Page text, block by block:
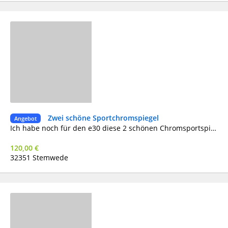
Angebot
Zwei schöne Sportchromspiegel
Ich habe noch für den e30 diese 2 schönen Chromsportspiegel die Verstellung muß manuell durch drücken des Glases erfolgen
120,00 €
32351 Stemwede